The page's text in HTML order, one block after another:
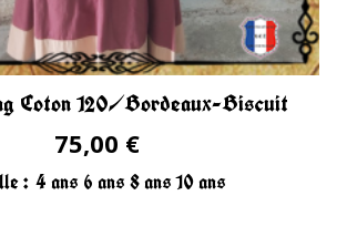
Coton 120/Bordeaux-Biscuit
75,00 €
: 4 ans 6 ans 8 ans10 ans